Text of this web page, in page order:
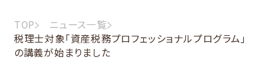
TOP
ニュース一覧
税理士対象「資産税務プロフェッショナルプログラム」
の講義が始まりました